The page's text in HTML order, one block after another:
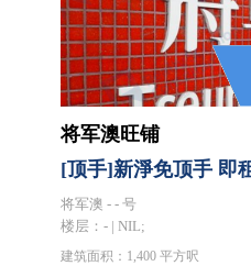
将军澳旺铺
[顶手]新淨免顶手 即
将军澳 - - 号
楼层： - | NIL;
建筑面积：1,400 平方呎